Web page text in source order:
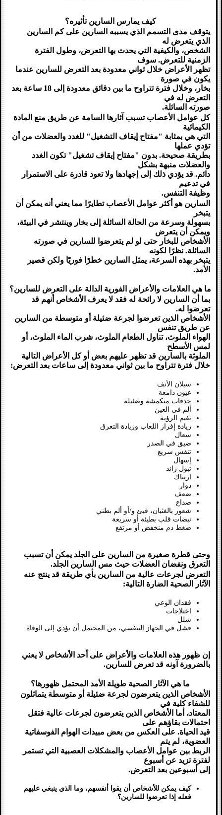
كيف يمارس السارين تأثيره؟
يتوقف مدى التسمم الذي يسببه السارين على كم السارين
الذي يتعرض له
الشخص، والكيفية التي يحدث بها التعرض، وطول الفترة
الزمنية للتعرض. سوف
تظهر الأعراض خلال ثواني معدودة بعد التعرض للسارين عندما
يكون في صورة
بخار، وخلال فترة تتراوح ما بين دقائق معدودة إلى 18 ساعة بعد
التعرض له في
صورته السائلة.
كل عوامل الأعصاب تسبب آثارها السامة عن طريق منع المادة
الكيمائية
التي هي بمثابة "مفتاح إيقاف التشغيل" للغدد والعضلات من أن
تؤدي عملها
بطريقة صحيحة. بدون "مفتاح إيقاف تشغيل" تكون الغدد
والعضلات منبهة بشكل
دائم. قد يؤدي ذلك إلى إجهادها ولا تعود قادرة على الاستمرار
في تدعيم
وظيفة التنفس.
السارين هو أكثر عوامل الأعصاب تطايرًا مما يعني أنه يمكن أن
يتبخر
بسهولة وسرعة من الحالة السائلة إلى بخار وينتشر في البيئة،
ويمكن أن يتعرض
الأشخاص للبخار حتى لو لم يتعرضوا للسارين في صورته
السائلة. نظرًا لكونه
يتبخر بهذه السرعة، يمثل السارين خطرًا فوريًا ولكن قصير
الأمد.
ما هي العلامات والأعراض الفورية الدالة على التعرض للسارين؟
بما أن السارين لا رائحة له فقد لا يعرف الأشخاص أنهم قد
تعرضوا له.
الأشخاص الذين تعرضوا لجرعة ضئيلة أو متوسطة من السارين
عن طريق تنفس
الهواء الملوث، تناول الطعام الملوث، شرب الماء الملوث، أو
لمس الأسطح
الملوثة بالسارين قد تظهر عليهم بعض أو كل الأعراض التالية
خلال فترة تتراوح ما بين ثواني معدودة إلى ساعات بعد التعرض:
سيلان الأنف
عيون دامعة
حدقات منكمشة وضئيلة
ألم في العين
تغيم الرؤية
زيادة إفراز اللعاب وزيادة التعرق
سعال
ضيق في الصدر
تنفس سريع
إسهال
تبول زائد
ارتباك
دوار
ضعف
صداع
شعور بالغثيان، قيئ و/أو ألم بطني
نبضات قلب بطيئة أو سريعة
ضغط دم منخفض أو مرتفع
وحتى قطرة صغيرة من السارين على الجلد يمكن أن تسبب
التعرق ونفضان العضلات حيث مس السارين الجلد.
التعرض لجرعات عالية من السارين بأي طريقة قد ينتج عنه
الآثار الصحية الضارة التالية:
فقدان الوعي
اختلاجات
شلل
فشل في الجهاز التنفسي، من المحتمل أن يؤدي إلى الوفاة.
إن ظهور هذه العلامات والأعراض على أحد الأشخاص لا يعني
بالضرورة آونه قد تعرض للسارين.
ما هي الآثار الصحية طويلة الأمد المحتمل ظهورها؟
الأشخاص الذين يتعرضون لجرعة ضئيلة أو متوسطة يتماثلون
للشفاء كلية في
المعتاد، أما الأشخاص الذين يتعرضون لجرعات عالية فتقل
احتمالات بقاؤهم على
قيد الحياة. على العكس من بعض مبيدات الهوام الفوسفاتية
العضوية، لم يتم
الربط بين عوامل الأعصاب والمشكلات العصبية التي تستمر
لفترة تزيد عن أسبوع
إلى أسبوعين بعد التعرض.
كيف يمكن للأشخاص أن يقوا أنفسهم، وما الذي ينبغي عليهم
فعله إذا تعرضوا للسارين؟